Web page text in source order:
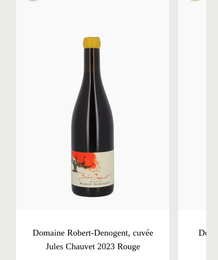
Domaine Robert-Denogent, cuvée
Jules Chauvet 2023 Rouge